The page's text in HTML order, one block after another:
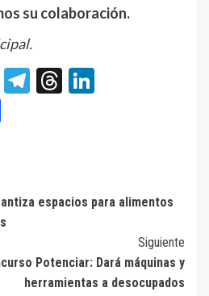
su colaboración.
Messenger
Telegram
Threads
espacios para alimentos
Siguiente
Potenciar: Dará máquinas y
herramientas a desocupados